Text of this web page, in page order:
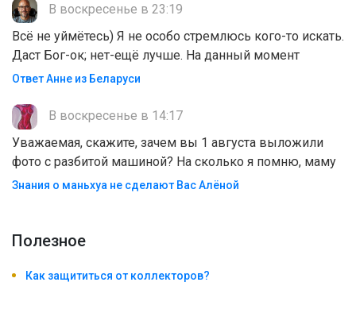
В воскресенье в 23:19
Всё не уймётесь) Я не особо стремлюсь кого-то искать.
Даст Бог-ок; нет-ещё лучше. На данный момент
Ответ Анне из Беларуси
В воскресенье в 14:17
Уважаемая, скажите, зачем вы 1 августа выложили
фото с разбитой машиной? На сколько я помню, маму
Знания о маньхуа не сделают Вас Алëной
Полезноe
Как защититься от коллекторов?